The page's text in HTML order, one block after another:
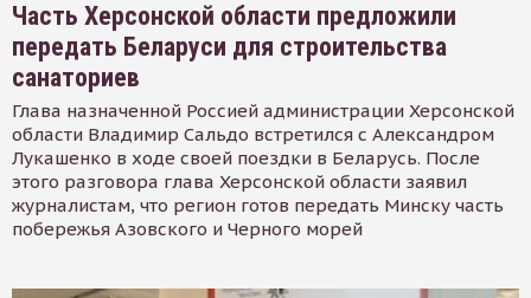
Часть Херсонской области предложили
передать Беларуси для строительства
санаториев
Глава назначенной Россией администрации Херсонской
области Владимир Сальдо встретился с Александром
Лукашенко в ходе своей поездки в Беларусь. После
этого разговора глава Херсонской области заявил
журналистам, что регион готов передать Минску часть
побережья Азовского и Черного морей